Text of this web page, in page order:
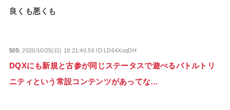
良くも悪くも
505:2020/10/25(日) 18:21:40.56 ID:LD64XoqDH
DQXにも新規と古参が同じステータスで遊べるバトルトリ
ニティという常設コンテンツがあってな…